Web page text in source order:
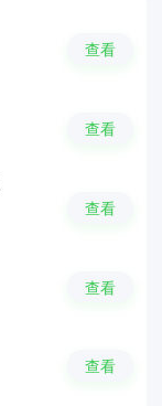
查看
查看
查看
查看
查看